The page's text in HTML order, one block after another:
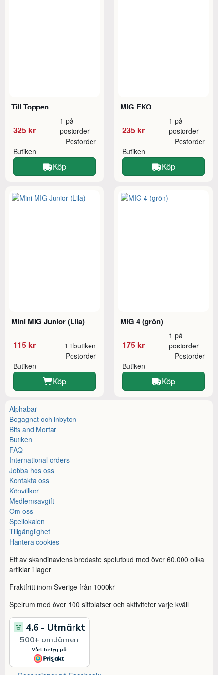
Till Toppen
325 kr
1 på
postorder
Butiken
Postorder
Köp
MIG EKO
235 kr
1 på
postorder
Butiken
Postorder
Köp
Mini MIG Junior (Lila)
115 kr 1 i butiken
Butiken
Postorder
Köp
MIG 4 (grön)
175 kr
1 på
postorder
Butiken
Postorder
Köp
Alphabar
Begagnat och inbyten
Bits and Mortar
Butiken
FAQ
International orders
Jobba hos oss
Kontakta oss
Köpvillkor
Medlemsavgift
Om oss
Spellokalen
Tillgänglighet
Hantera cookies
Ett av skandinaviens bredaste spelutbud med över 60.000 olika
artiklar i lager
Fraktfritt inom Sverige från 1000kr
Spelrum med över 100 sittplatser och aktiviteter varje kväll